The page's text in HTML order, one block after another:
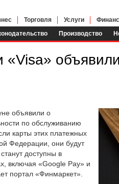
Производство
Торговля Услуги
«Visa»
объявили о
по обслуживанию
карты этих платежных
Федерации, они будут
доступны в
включая «Google Pay» и
портал «Финмаркет».